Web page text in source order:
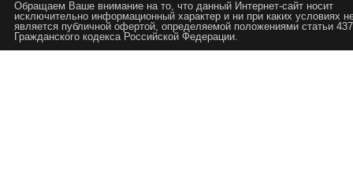
Обращаем Ваше внимание на то, что данный Интернет-сайт носит
исключительно информационный характер и ни при каких условиях
является публичной офертой, определяемой положениями статьи 437
Гражданского кодекса Российской Федерации.